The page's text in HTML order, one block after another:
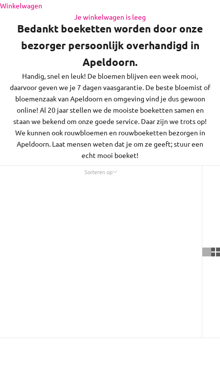
Naar inhoud
Winkelwagen
Je winkelwagen is leeg
de regio daaromheen, op zon- en feestdagen bezorgen we
niet.
Bedankt boeketten worden door onze
bezorger persoonlijk overhandigd in
Apeldoorn.
Handig, snel en leuk! De bloemen blijven een week mooi,
daarvoor geven we je 7 dagen vaasgarantie. De beste bloemist of
bloemenzaak van Apeldoorn en omgeving vind je dus gewoon
online! Al 20 jaar stellen we de mooiste boeketten samen en
staan we bekend om onze goede service. Daar zijn we trots op!
We kunnen ook rouwbloemen en rouwboeketten bezorgen in
Apeldoorn. Laat mensen weten dat je om ze geeft; stuur een
echt mooi boeket!
Sorteren op